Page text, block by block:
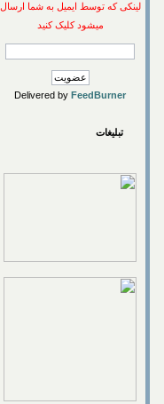
لینکی که توسط ایمیل به شما ارسال
میشود کلیک کنید
Delivered by FeedBurner
تبلیغات